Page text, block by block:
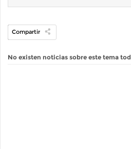
Compartir
No existen noticias sobre este tema